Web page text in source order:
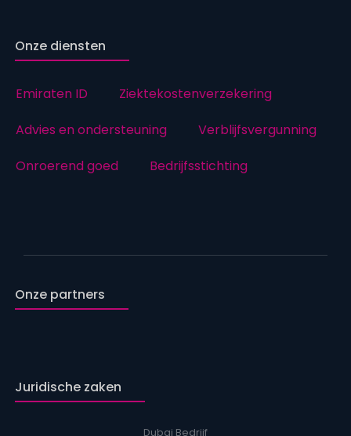
Onze diensten
Emiraten ID
Ziektekostenverzekering
Advies en ondersteuning
Verblijfsvergunning
Onroerend goed
Bedrijfsstichting
Onze partners
Juridische zaken
Dubai Bedrijf